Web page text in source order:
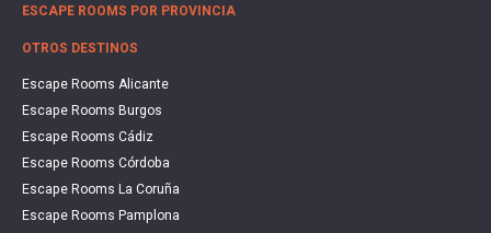
ESCAPE ROOMS POR PROVINCIA
OTROS DESTINOS
Escape Rooms Alicante
Escape Rooms Burgos
Escape Rooms Cádiz
Escape Rooms Córdoba
Escape Rooms La Coruña
Escape Rooms Pamplona